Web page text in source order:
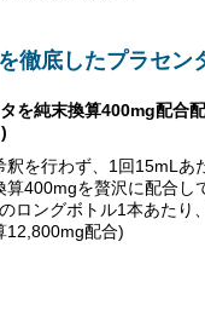
徹底したプラセン
を純末換算400mg配合
釈を行わず、1回15mLあ
算400mgを贅沢に配合し
ロングボトル1本あたり
12,800mg配合)